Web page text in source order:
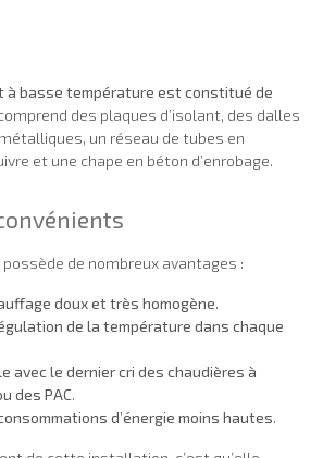
à basse température est constitué de
des plaques d’isolant, des dalles
un réseau de tubes en
et une chape en béton d’enrobage.
de nombreux avantages :
doux et très homogène.
de la température dans chaque
avec le dernier cri des chaudières à
des PAC.
d’énergie moins hautes.